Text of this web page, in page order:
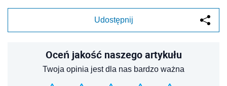
Udostępnij
Oceń jakość naszego artykułu
Twoja opinia jest dla nas bardzo ważna